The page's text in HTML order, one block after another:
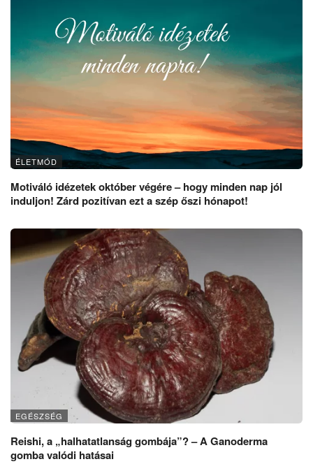
ÉLETMÓD
Motiváló idézetek október végére – hogy minden nap jól
induljon! Zárd pozitívan ezt a szép őszi hónapot!
EGÉSZSÉG
Reishi, a „halhatatlanság gombája”? – A Ganoderma
gomba valódi hatásai